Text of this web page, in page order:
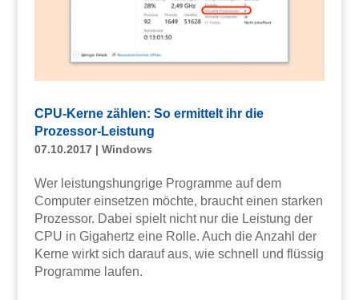
CPU-Kerne zählen: So ermittelt ihr die
Prozessor-Leistung
07.10.2017| Windows
Wer leistungshungrige Programme auf dem
Computer einsetzen möchte, braucht einen starken
Prozessor. Dabei spielt nicht nur die Leistung der
CPU in Gigahertz eine Rolle. Auch die Anzahl der
Kerne wirkt sich darauf aus, wie schnell und flüssig
Programme laufen.